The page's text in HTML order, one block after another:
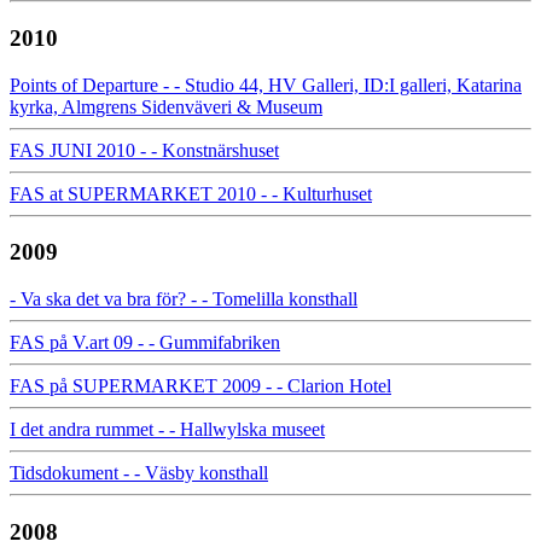
2010
Points of Departure - - Studio 44, HV Galleri, ID:I galleri, Katarina
kyrka, Almgrens Sidenväveri & Museum
FAS JUNI 2010 - - Konstnärshuset
FAS at SUPERMARKET 2010 - - Kulturhuset
2009
- Va ska det va bra för? - - Tomelilla konsthall
FAS på V.art 09 - - Gummifabriken
FAS på SUPERMARKET 2009 - - Clarion Hotel
I det andra rummet - - Hallwylska museet
Tidsdokument - - Väsby konsthall
2008